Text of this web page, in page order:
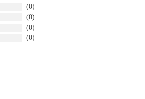
(0)
(0)
(0)
(0)